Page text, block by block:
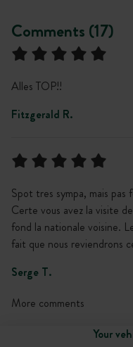
Comments (17)
Alles TOP!!
Fitzgerald R.
Spot tres sympa, mais pas
Certe vous avez la visite
fond la nationale voisine.
fait que nous reviendrons
Serge T.
More comments
Your